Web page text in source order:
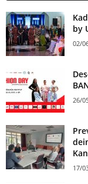
by
02/
26/
17/